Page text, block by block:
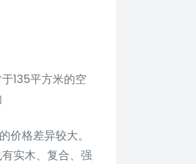
135平方米的空
价格差异较大。
实木、复合、强